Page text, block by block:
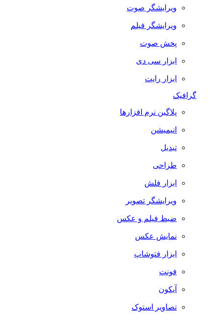
ویرایشگر صوت
ویرایشگر فیلم
پخش صوت
ابزار سی دی
ابزار رایت
گرافیک
پلاگین نرم افزارها
انیمیشن
تبدیل
طراحی
ابزار فلش
ویرایشگر تصویر
ضبط فيلم و عكس
نمایش عکس
ابزار فتوشاپ
فونت
آیکون
تصاویر استوک